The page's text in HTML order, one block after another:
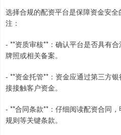
选择合规的配资平台是保障资金安
注：
- **资质审核**：确认平台是否具有
牌照或相关备案。
- **资金托管**：资金应通过第三方
接接触客户资金。
- **合同条款**：仔细阅读配资合同
规则等关键条款。